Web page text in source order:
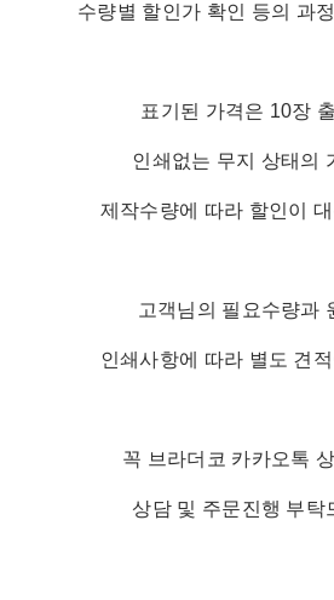
수량별 할인가 확인 등의 과
표기된 가격은 10장
인쇄없는 무지 상태의
제작수량에 따라 할인이
고객님의 필요수량과
인쇄사항에 따라 별도 견
꼭 브라더코 카카오톡
상담 및 주문진행 부탁